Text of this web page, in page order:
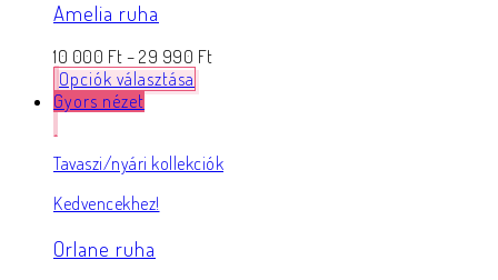
Amelia ruha
10 000 Ft – 29 990 Ft
Opciók választása
Gyors nézet
Tavaszi/nyári kollekciók
Kedvencekhez!
Orlane ruha